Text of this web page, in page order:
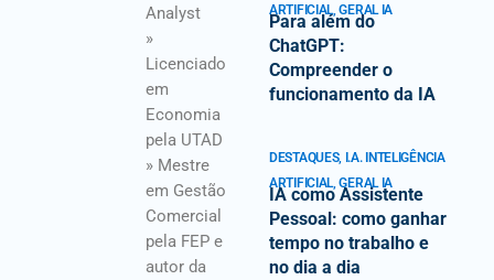
Analyst
»
Licenciado
em
Economia
pela UTAD
» Mestre
em Gestão
Comercial
pela FEP e
autor da
ARTIFICIAL,GERAL IA
Para além do
ChatGPT:
Compreender o
funcionamento da IA
DESTAQUES, I.A. INTELIGÊNCIA
ARTIFICIAL,GERAL IA
IA como Assistente
Pessoal: como ganhar
tempo no trabalho e
no dia a dia